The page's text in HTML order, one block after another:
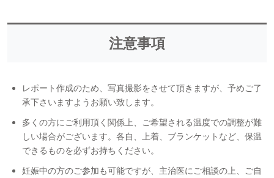
注意事項
レポート作成のため、写真撮影をさせて頂きますが、予めご了
承下さいますようお願い致します。
多くの方にご利用頂く関係上、ご希望される温度での調整が難
しい場合がございます。各自、上着、ブランケットなど、保温
できるものを必ずお持ちください。
妊娠中の方のご参加も可能ですが、主治医にご相談の上、ご自